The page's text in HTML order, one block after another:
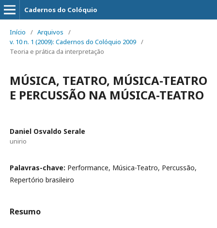
Cadernos do Colóquio
Início / Arquivos
/
v. 10 n. 1 (2009): Cadernos do Colóquio 2009 /
Teoria e prática da interpretação
MÚSICA, TEATRO, MÚSICA-TEATRO
E PERCUSSÃO NA MÚSICA-TEATRO
Daniel Osvaldo Serale
unirio
Palavras-chave: Performance, Música-Teatro, Percussão,
Repertório brasileiro
Resumo